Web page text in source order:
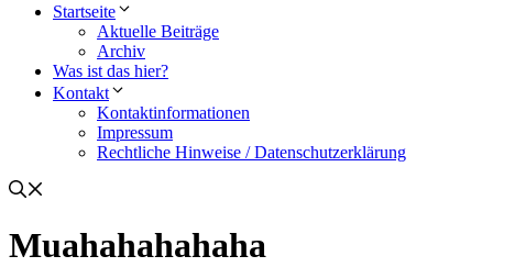
Startseite
Aktuelle Beiträge
Archiv
Was ist das hier?
Kontakt
Kontaktinformationen
Impressum
Rechtliche Hinweise / Datenschutzerklärung
Muahahahahaha